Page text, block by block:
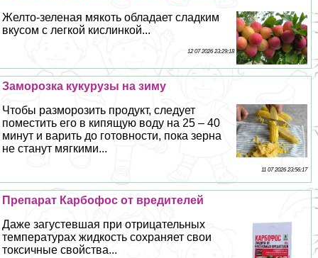
Желто-зеленая мякоть обладает сладким
вкусом с легкой кислинкой...
12 07 2026 23:29:18
Заморозка кукурузы на зиму
Чтобы разморозить продукт, следует
поместить его в кипящую воду на 25 – 40
минут и варить до готовности, пока зерна
не станут мягкими...
11 07 2026 23:56:17
Препарат Карбофос от вредителей
Даже загустевшая при отрицательных
температурах жидкость сохраняет свои
токсичные свойства...